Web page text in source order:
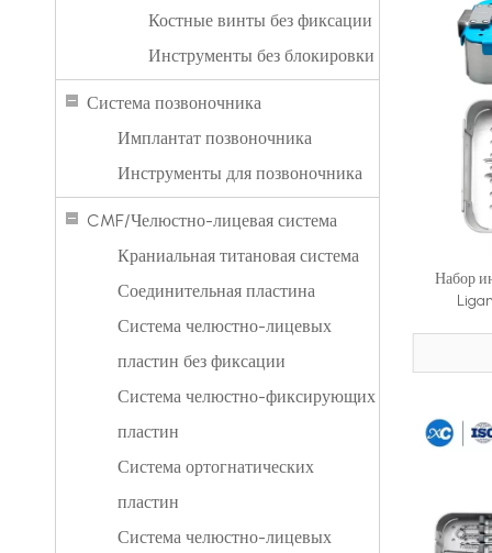
Костные винты без фиксации
Инструменты без блокировки
Система позвоночника
Имплантат позвоночника
Инструменты для позвоночника
CMF/Челюстно-лицевая система
Краниальная титановая система
Соединительная пластина
Система челюстно-лицевых
пластин без фиксации
Система челюстно-фиксирующих
пластин
Система ортогнатических
пластин
Система челюстно-лицевых
Набор